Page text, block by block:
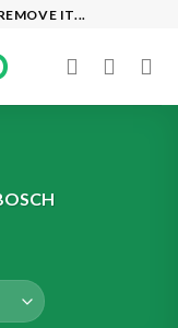
IT...